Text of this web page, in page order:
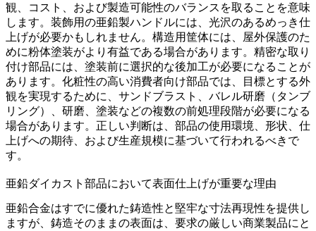
観、コスト、および製造可能性のバランスを取ることを意味
します。装飾用の亜鉛製ハンドルには、光沢のあるめっき仕
上げが必要かもしれません。構造用筐体には、屋外保護のた
めに粉体塗装がより有益である場合があります。精密な取り
付け部品には、塗装前に選択的な後加工が必要になることが
あります。化粧性の高い消費者向け部品では、目標とする外
観を実現するために、 サンドブラスト
バレル研磨（タンブ
リング）
、研磨、塗装などの複数の前処理段階が必要になる
場合があります。正しい判断は、部品の使用環境、形状、仕
上げへの期待、および生産規模に基づいて行われるべきで
す。
亜鉛ダイカスト部品において表面仕上げが重要な理由
亜鉛合金はすでに優れた鋳造性と堅牢な寸法再現性を提供し
ますが、鋳造そのままの表面は、要求の厳しい商業製品にと